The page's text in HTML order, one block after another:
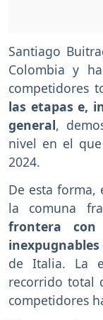
Santiago
Colombia y
competidores
las etapas e,
general,
nivel en el
2024.
De esta forma,
la comuna
frontera
de Italia. La
recorrido total
competidores